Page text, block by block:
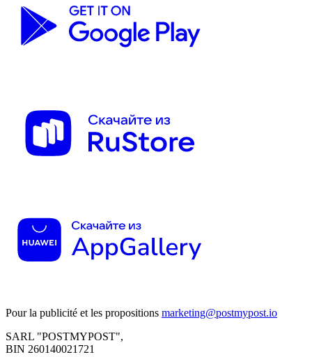
Pour la publicité et les propositions marketing@postmypost.io
SARL "POSTMYPOST",
BIN 260140021721